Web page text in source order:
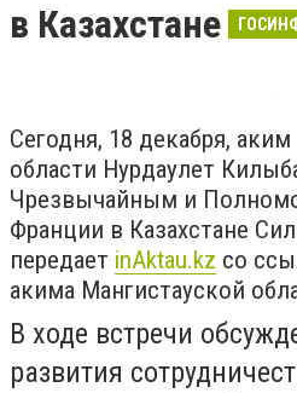
в Казахстане
Сегодня, 18 декабря,
области Нурдаулет
Чрезвычайным и
Франции в Казахстане
передает inAktau.kz со
акима Мангистауской
В ходе встречи
развития